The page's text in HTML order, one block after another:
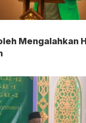
Mengalahkan